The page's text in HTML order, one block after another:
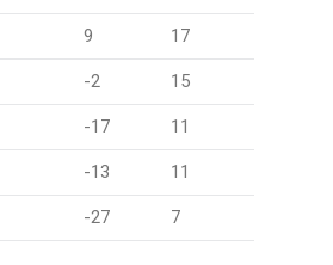
9 17
-2 15
-17 11
-13 11
-27 7